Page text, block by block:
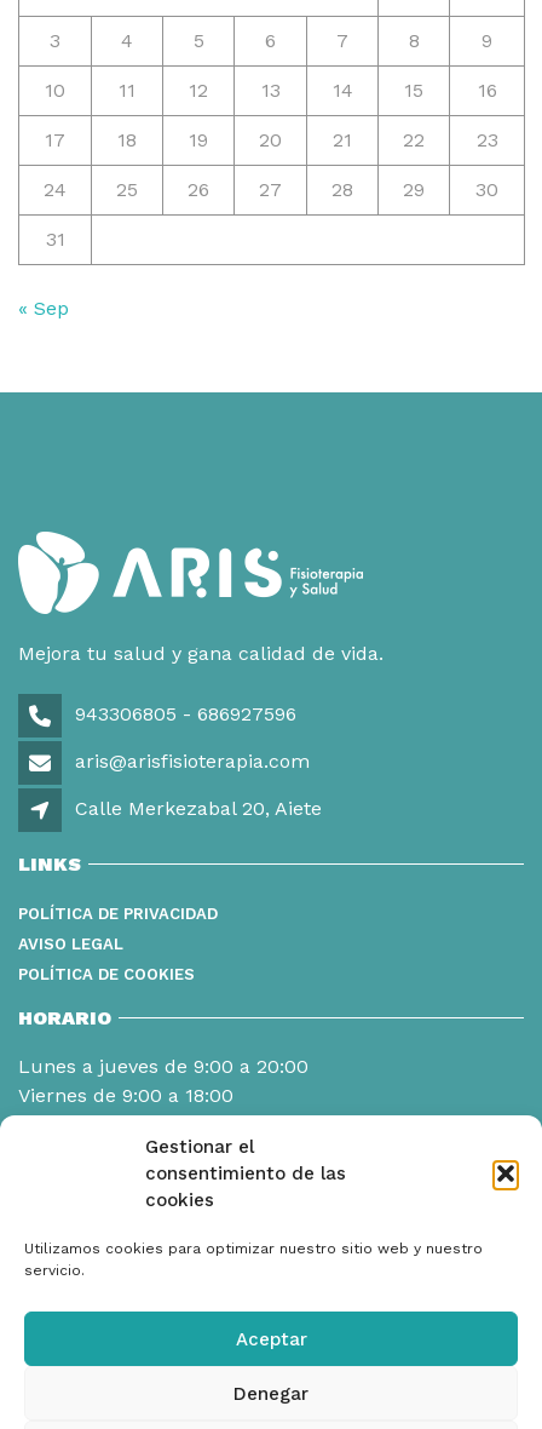
Gestionar el
consentimiento de las
cookies
Utilizamos cookies para optimizar nuestro sitio web y nuestro
servicio.
Aceptar
Denegar
3 4 5 6 7 8 9
10 11 12 13 14 15 16
17 18 19 20 21 22 23
24 25 26 27 28 29 30
31
« Sep
Mejora tu salud y gana calidad de vida.
943306805 - 686927596
aris@arisfisioterapia.com
Calle Merkezabal 20, Aiete
LINKS
POLÍTICA DE PRIVACIDAD
AVISO LEGAL
POLÍTICA DE COOKIES
HORARIO
Lunes a jueves de 9:00 a 20:00
Viernes de 9:00 a 18:00